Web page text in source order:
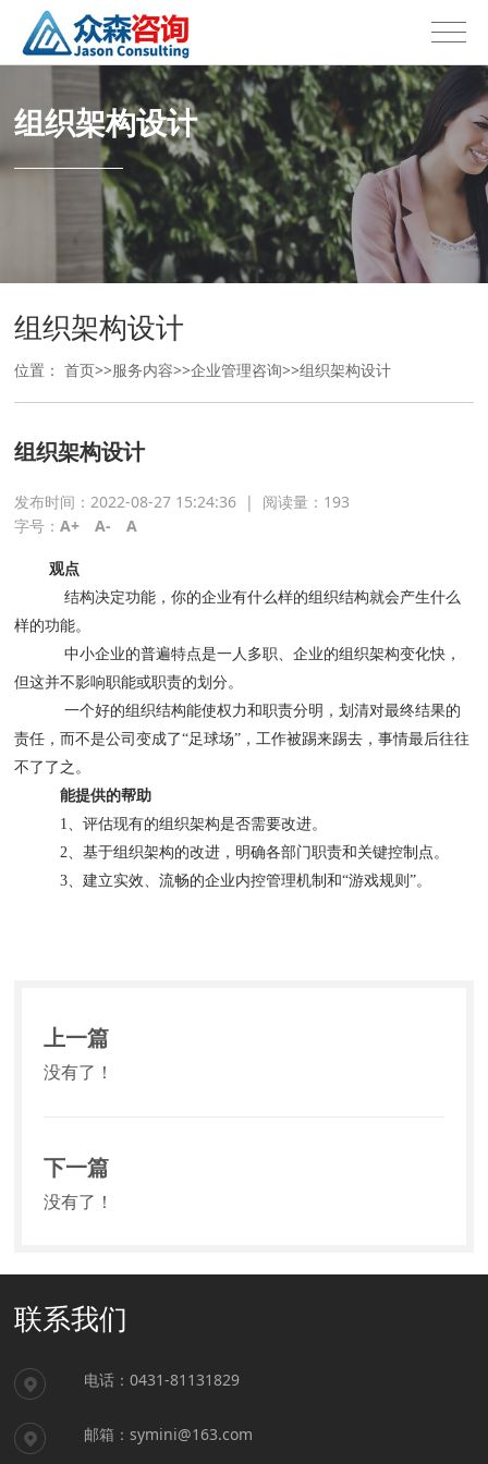
组织架构设计
组织架构设计
位置：首页>>服务内容>>企业管理咨询>>组织架构设计
组织架构设计
发布时间：2022-08-27 15:24:36 | 阅读量： 193
字号：A+ A- A
观点
结构决定功能，你的企业有什么样的组织结构就会产生什么
样的功能。
中小企业的普遍特点是一人多职、企业的组织架构变化快，
但这并不影响职能或职责的划分。
一个好的组织结构能使权力和职责分明，划清对最终结果的
责任，而不是公司变成了“足球场”，工作被踢来踢去，事情最后往往
不了了之。
能提供的帮助
1、评估现有的组织架构是否需要改进。
2、基于组织架构的改进，明确各部门职责和关键控制点。
3、建立实效、流畅的企业内控管理机制和“游戏规则”。
上一篇
没有了！
下一篇
没有了！
联系我们
电话：0431-81131829
邮箱：symini@163.com